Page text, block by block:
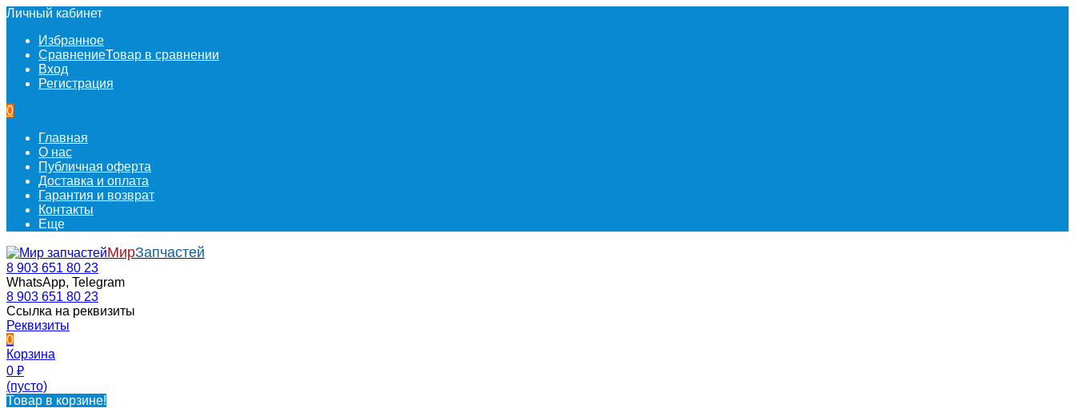
Личный кабинет
Избранное
СравнениеТовар в сравнении
Вход
Регистрация
0
Главная
О нас
Публичная оферта
Доставка и оплата
Гарантия и возврат
Контакты
Еще
МирЗапчастей
8 903 651 80 23
WhatsApp, Telegram
8 903 651 80 23
Ссылка на реквизиты
Реквизиты
0
Корзина
0 ₽
(пусто)
Товар в корзине!